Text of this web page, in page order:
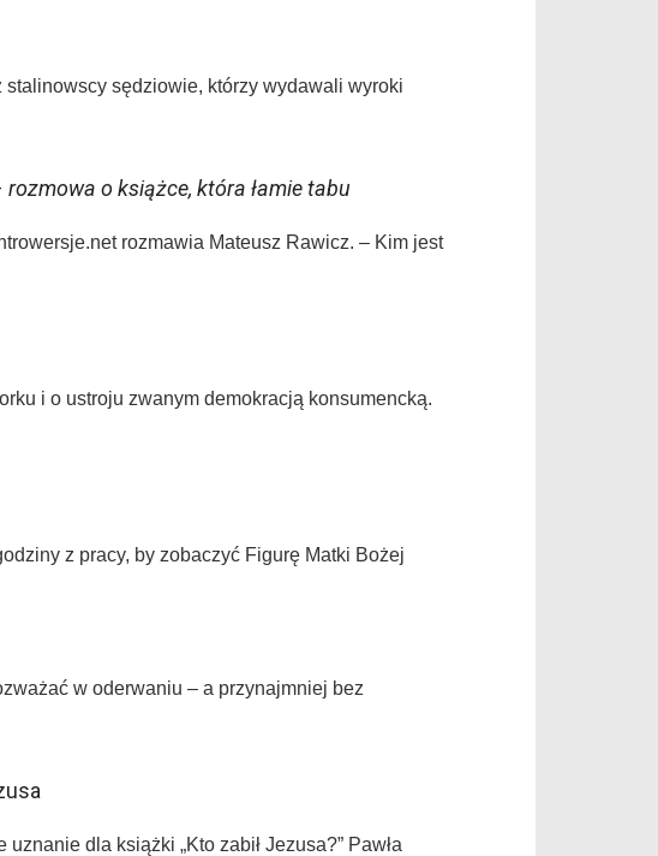
sędziowie, którzy wydawali wyroki
rozmowa o książce, która łamie tabu
rozmawia Mateusz Rawicz. – Kim jest
i o ustroju zwanym demokracją konsumencką.
z pracy, by zobaczyć Figurę Matki Bożej
w oderwaniu – a przynajmniej bez
dla książki „Kto zabił Jezusa?” Pawła